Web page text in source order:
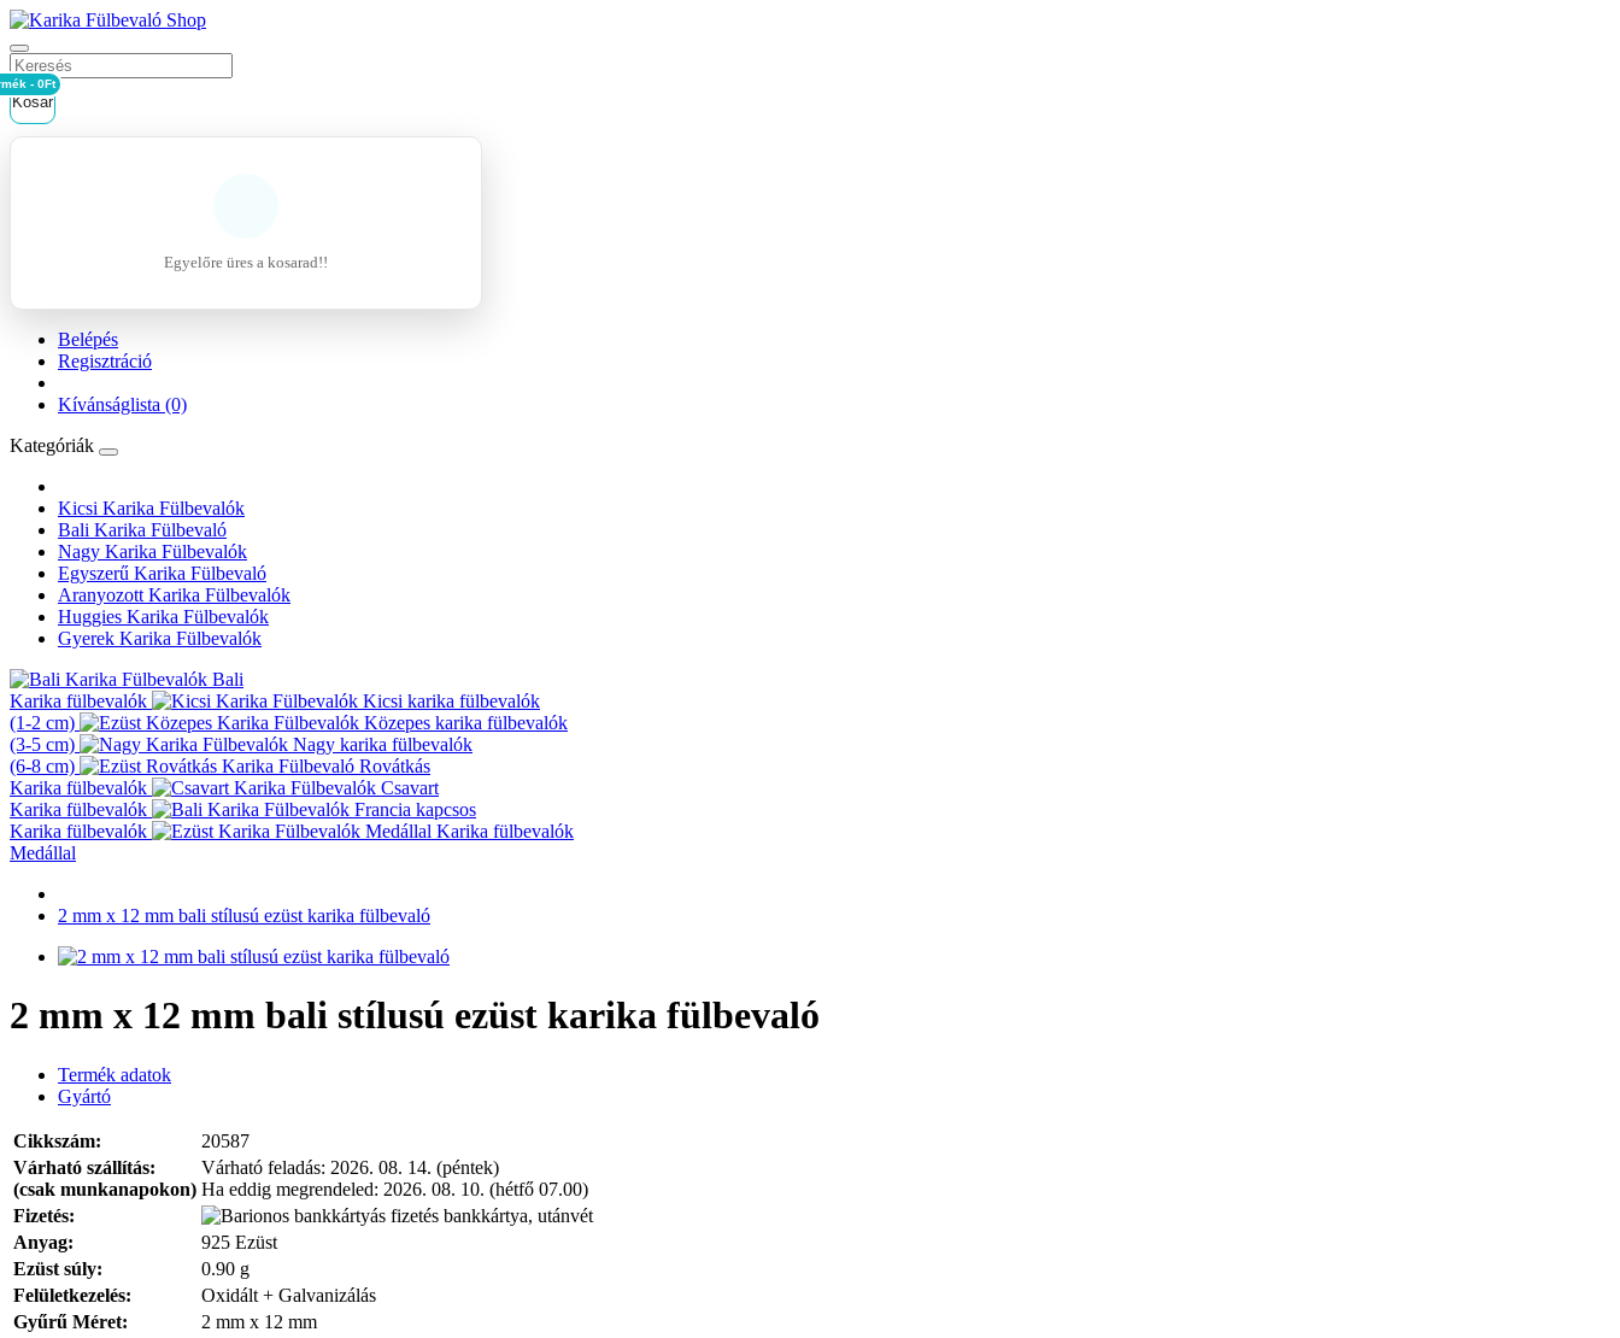
Kosár
- 0Ft
Egyelőre üres a kosarad!!
Belépés
Regisztráció
Kívánságlista (0)
Kategóriák
Kicsi Karika Fülbevalók
Bali Karika Fülbevaló
Nagy Karika Fülbevalók
Egyszerű Karika Fülbevaló
Aranyozott Karika Fülbevalók
Huggies Karika Fülbevalók
Gyerek Karika Fülbevalók
Bali
Karika fülbevalók
Kicsi karika fülbevalók
(1-2 cm)
Közepes karika fülbevalók
(3-5 cm)
Nagy karika fülbevalók
(6-8 cm)
Rovátkás
Karika fülbevalók
Csavart
Karika fülbevalók
Francia kapcsos
Karika fülbevalók
Karika fülbevalók
Medállal
2 mm x 12 mm bali stílusú ezüst karika fülbevaló
2 mm x 12 mm bali stílusú ezüst karika fülbevaló
Termék adatok
Gyártó
Cikkszám:
20587
Várható szállítás:
(csak munkanapokon)
Várható feladás: 2026. 08. 14. (péntek)
Ha eddig megrendeled: 2026. 08. 10. (hétfő 07.00)
Fizetés:
bankkártya, utánvét
Anyag:
925 Ezüst
Ezüst súly:
0.90 g
Felületkezelés:
Oxidált + Galvanizálás
Gyűrű Méret:
2 mm x 12 mm